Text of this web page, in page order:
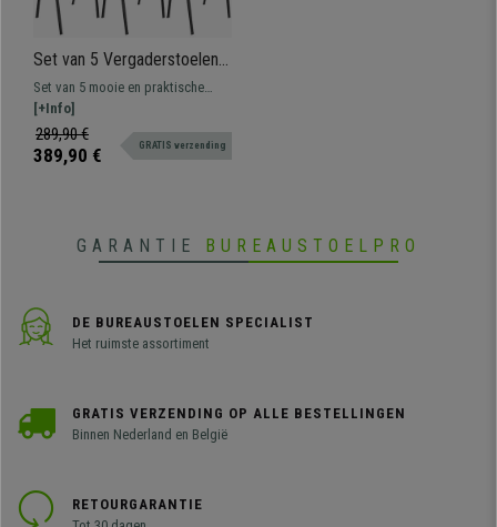
Set van 5 Vergaderstoelen
MOBY BASE, Erg Praktisch,
Ongelooflijke Prijs, Kleur
Groen en Zwarte Poten
Set van 5 mooie en praktische
vergaderstoelen MOBY BASE, een
typische vergaderstoel om in
wacht- of vergaderruimtes te
[+Info]
289,90 €
389,90 € GRATIS verzending
GARANTIE BUREAUSTOELPRO
DE BUREAUSTOELEN SPECIALIST
Het ruimste assortiment
GRATIS VERZENDING OP ALLE BESTELLINGEN
Binnen Nederland en België
RETOURGARANTIE